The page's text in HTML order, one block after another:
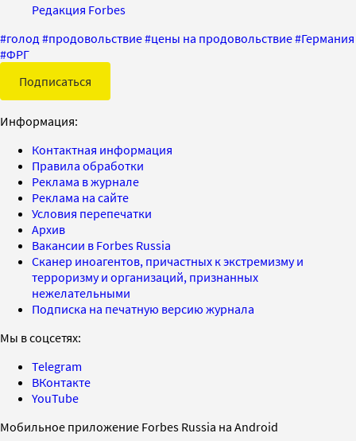
Редакция Forbes
#голод #продовольствие#цены на продовольствие#Германия
#ФРГ
Подписаться
Информация:
Контактная информация
Правила обработки
Реклама в журнале
Реклама на сайте
Условия перепечатки
Архив
Вакансии в Forbes Russia
Сканер иноагентов, причастных к экстремизму и
терроризму и организаций, признанных
нежелательными
Подписка на печатную версию журнала
Мы в соцсетях:
Telegram
ВКонтакте
YouTube
Мобильное приложение Forbes Russia на Android